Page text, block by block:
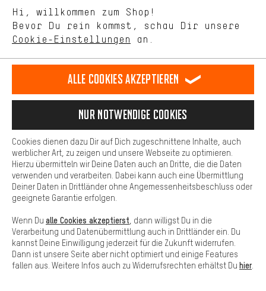
WIDERRUF
SERVICE
FAQ
GRÖSSENBERATUNG
WUNSCHBOX
AACHENER COMMUNITY
TEAM
Hi, willkommen zum Shop!
Bevor Du rein kommst, schau Dir unsere
Cookie-Einstellungen an.
selbst Einfluss auf die Verbesserung unserer Webseite und
unseres Shop-Angebots.
Dein Shopping-Erlebnis wird komfortabler. Mit Komfort-Cookies
stellen wir Verknüpfungen zu Social Media Plattformen her. So
können wir dir weitere nützliche Inhalte und Informationen zur
Verfügung stellen. Zudem hast du die Möglichkeit zusätzliche
Services zu nutzen, die es dir erleichtern die richtigen Produkte zu
finden. Beispielsweise bieten wir eine Chat-Funktion an, damit
Fragen schnell und unkompliziert beantwortet werden können.
Basis
Basis-Cookies gewährleisten, dass Du unsere Webseite
grundsätzlich nutzen kannst.
Alle Cookies akzeptieren
Nur Notwendige Cookies
Cookies dienen dazu Dir auf Dich zugeschnittene Inhalte, auch
werblicher Art, zu zeigen und unsere Webseite zu optimieren.
Hierzu übermitteln wir Deine Daten auch an Dritte, die die Daten
verwenden und verarbeiten. Dabei kann auch eine Übermittlung
Deiner Daten in Drittländer ohne Angemessenheitsbeschluss oder
geeignete Garantie erfolgen.
Wenn Du alle Cookies akzeptierst , dann willigst Du in die
Verarbeitung und Datenübermittlung auch in Drittländer ein. Du
kannst Deine Einwilligung jederzeit für die Zukunft widerrufen.
Dann ist unsere Seite aber nicht optimiert und einige Features
fallen aus. Weitere Infos auch zu Widerrufsrechten erhältst Du hier